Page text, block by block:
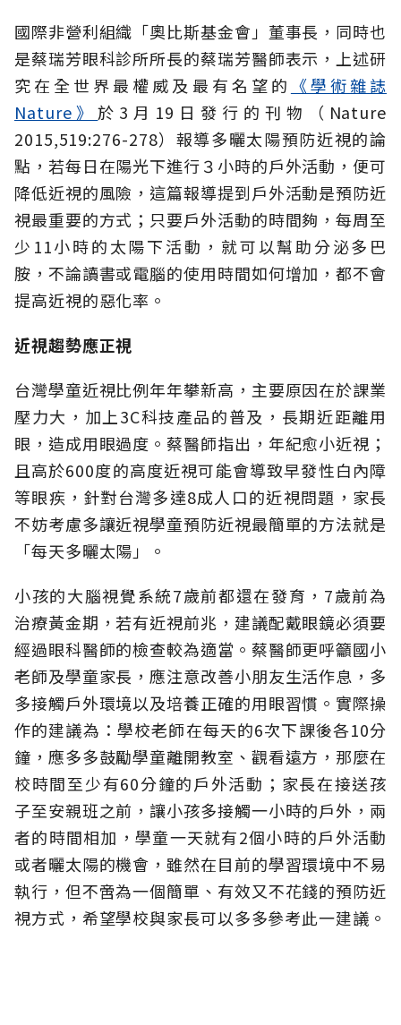
國際非營利組織「奧比斯基金會」董事長，同時也
是蔡瑞芳眼科診所所長的蔡瑞芳醫師表示，上述研
究在全世界最權威及最有名望的 《學術雜誌
Nature》於3月19日發行的刊物（Nature
2015,519:276-278）報導多曬太陽預防近視的論
點，若每日在陽光下進行３小時的戶外活動，便可
降低近視的風險，這篇報導提到戶外活動是預防近
視最重要的方式；只要戶外活動的時間夠，每周至
少11小時的太陽下活動，就可以幫助分泌多巴
胺，不論讀書或電腦的使用時間如何增加，都不會
提高近視的惡化率。
近視趨勢應正視
台灣學童近視比例年年攀新高，主要原因在於課業
壓力大，加上3C科技產品的普及，長期近距離用
眼，造成用眼過度。蔡醫師指出，年紀愈小近視；
且高於600度的高度近視可能會導致早發性白內障
等眼疾，針對台灣多達8成人口的近視問題，家長
不妨考慮多讓近視學童預防近視最簡單的方法就是
「每天多曬太陽」。
小孩的大腦視覺系統7歲前都還在發育，7歲前為
治療黃金期，若有近視前兆，建議配戴眼鏡必須要
經過眼科醫師的檢查較為適當。蔡醫師更呼籲國小
老師及學童家長，應注意改善小朋友生活作息，多
多接觸戶外環境以及培養正確的用眼習慣。實際操
作的建議為：學校老師在每天的6次下課後各10分
鐘，應多多鼓勵學童離開教室、觀看遠方，那麼在
校時間至少有60分鐘的戶外活動；家長在接送孩
子至安親班之前，讓小孩多接觸一小時的戶外，兩
者的時間相加，學童一天就有2個小時的戶外活動
或者曬太陽的機會，雖然在目前的學習環境中不易
執行，但不啻為一個簡單、有效又不花錢的預防近
視方式，希望學校與家長可以多多參考此一建議。